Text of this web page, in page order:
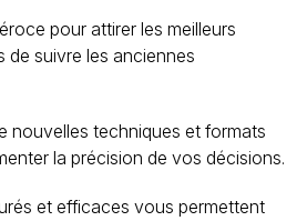
pour attirer les meilleurs
de suivre les anciennes
nouvelles techniques et formats
la précision de vos décisions.
et efficaces vous permettent